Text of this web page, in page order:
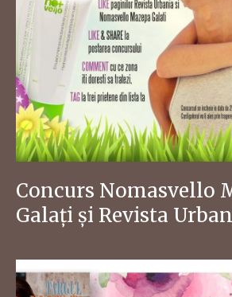
Concurs Nomasvello
Galaţi şi Revista